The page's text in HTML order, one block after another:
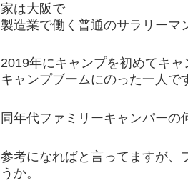
家は大阪で
製造業で働く普通のサラリーマ
2019年にキャンプを初めてキャ
キャンプブームにのった一人で
同年代ファミリーキャンパーの
参考になればと言ってますが、
うか。